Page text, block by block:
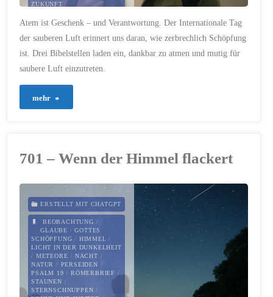
ZUKUNFT
8. SEPTEMBER 2025
Atem ist Geschenk – und Verantwortung. Der Internationale Tag
der sauberen Luft erinnert uns daran, wie zerbrechlich Schöpfung
ist. Drei Bibelstellen laden ein, dankbar zu atmen und mutig für
saubere Luft einzutreten.
mehr
unserer
Luft"
701 – Wenn der Himmel flackert
ERSTELLT MIT CHATGPT
BEOBACHTUNG /
GLAUBE /GOTTES
SCHÖPFUNG / HIMMEL /
LICHT IN DER DUNKELHEIT
/ METEORE / NACHT /
NATUR / PERSEIDEN /
PSALM 19 / RÖMERBRIEF /
STAUNEN /
STERNSCHNUPPEN /